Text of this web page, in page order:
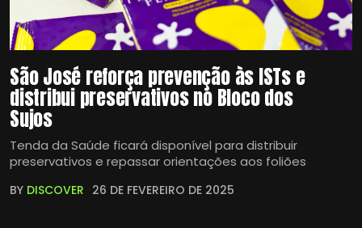
São José reforça prevenção às ISTs e
distribui preservativos no Bloco dos
Sujos
Tenda da Saúde ficará disponível para distribuir
preservativos e repassar orientações aos foliões
BY DISCOVER 26 DE FEVEREIRO DE 2025